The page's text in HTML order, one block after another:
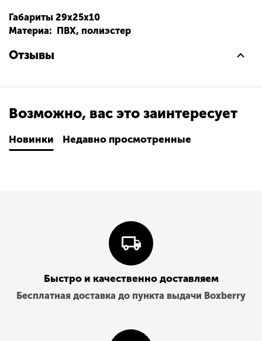
Габариты 29х25х10
Материа: ПВХ, полиэстер
Отзывы
Возможно, вас это заинтересует
Новинки Недавно просмотренные
Быстро и качественно доставляем
Бесплатная доставка до пункта выдачи Boxberry